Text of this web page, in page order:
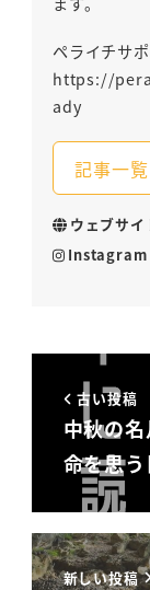
ペライチサ
https://
ady
記事一覧
ウェブサイ
Instagram
古い投稿
中秋の
命を思
新しい投稿